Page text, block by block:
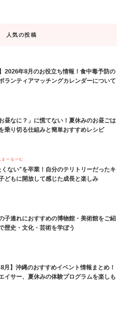
人気の投稿
】2026年8月のお役立ち情報！食中毒予防の
ランティアマッチングカレンダーについて
昼なに？」に慌てない！夏休みのお昼ごは
乗り切る仕組みと簡単おすすめレシピ
まーるーむ
くない”を卒業！自分のテリトリーだったキ
どもに開放して感じた成長と楽しみ
子連れにおすすめの博物館・美術館をご紹
歴史・文化・芸術を学ぼう
8月】沖縄のおすすめイベント情報まとめ！
イサー、夏休みの体験プログラムを楽しも